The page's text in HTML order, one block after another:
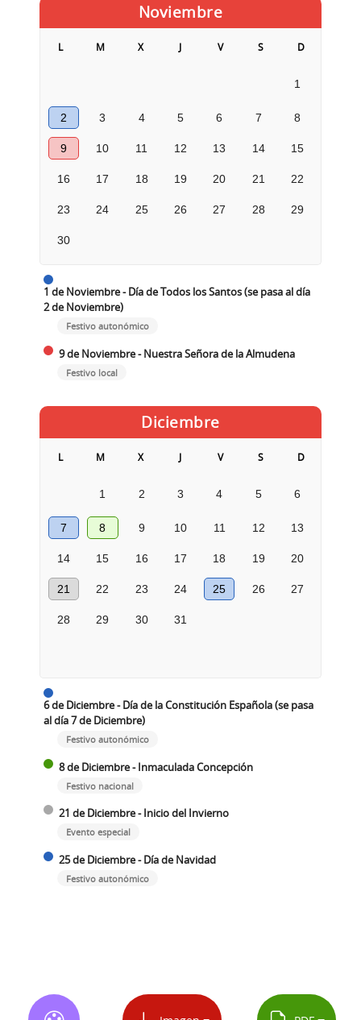
Noviembre
L M X J V S D
1
2 3 4 5 6 7 8
9 10 11 12 13 14 15
16 17 18 19 20 21 22
23 24 25 26 27 28 29
30
1 de Noviembre - Día de Todos los Santos (se pasa al día
2 de Noviembre)
Festivo autonómico
9 de Noviembre - Nuestra Señora de la Almudena
Festivo local
Diciembre
L M X J V S D
1 2 3 4 5 6
7 8 9 10 11 12 13
14 15 16 17 18 19 20
21 22 23 24 25 26 27
28 29 30 31
6 de Diciembre - Día de la Constitución Española (se pasa
al día 7 de Diciembre)
Festivo autonómico
8 de Diciembre - Inmaculada Concepción
Festivo nacional
21 de Diciembre - Inicio del Invierno
Evento especial
25 de Diciembre - Día de Navidad
Festivo autonómico